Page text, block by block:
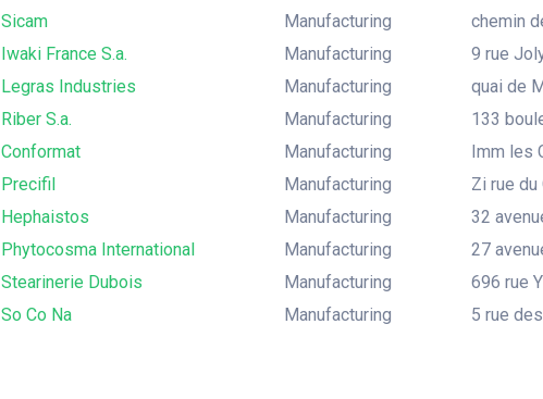
Sicam
Manufacturing
chemin
Iwaki France S.a.
Manufacturing
9 rue
Legras Industries
Manufacturing
quai de
Riber S.a.
Manufacturing
133
Conformat
Manufacturing
Imm les
Precifil
Manufacturing
Zi rue du
Hephaistos
Manufacturing
32
Phytocosma International
Manufacturing
27
Stearinerie Dubois
Manufacturing
696 rue
So Co Na
Manufacturing 5 rue